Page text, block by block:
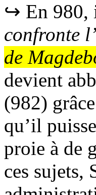
↪ En 980,
confronte
de
devient
(982)
qu’il
proie à de
ces sujets,